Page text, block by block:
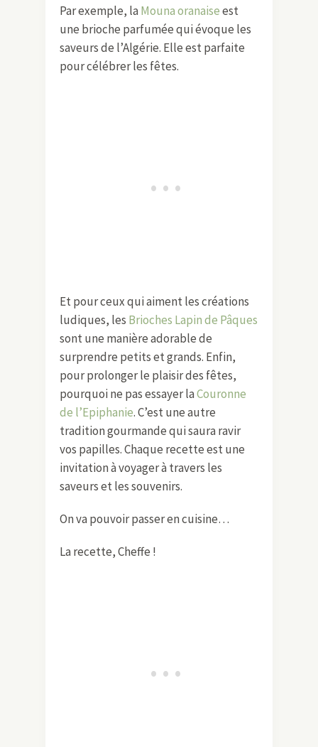
Par exemple, la Mouna oranaiseest
une brioche parfumée qui évoque les
saveurs de l’Algérie. Elle est parfaite
pour célébrer les fêtes.
Et pour ceux qui aiment les créations
ludiques, les Brioches Lapin de Pâques
sont une manière adorable de
surprendre petits et grands. Enfin,
pour prolonger le plaisir des fêtes,
pourquoi ne pas essayer laCouronne
de l’Epiphanie. C’est une autre
tradition gourmande qui saura ravir
vos papilles. Chaque recette est une
invitation à voyager à travers les
saveurs et les souvenirs.
On va pouvoir passer en cuisine…
La recette, Cheffe !